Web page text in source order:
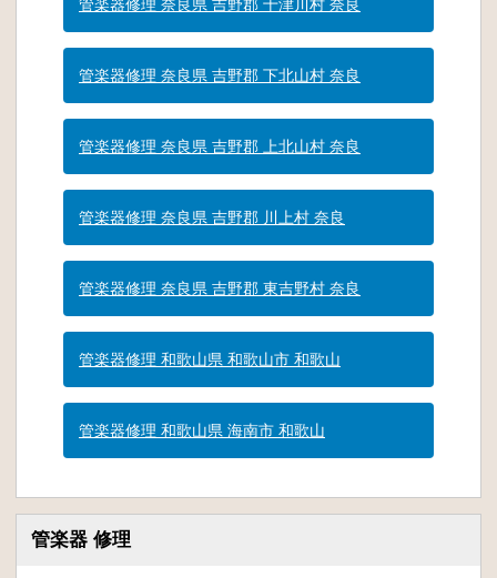
管楽器修理 奈良県 吉野郡 十津川村 奈良
管楽器修理 奈良県 吉野郡 下北山村 奈良
管楽器修理 奈良県 吉野郡 上北山村 奈良
管楽器修理 奈良県 吉野郡 川上村 奈良
管楽器修理 奈良県 吉野郡 東吉野村 奈良
管楽器修理 和歌山県 和歌山市 和歌山
管楽器修理 和歌山県 海南市 和歌山
管楽器 修理